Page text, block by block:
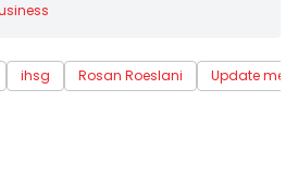
ihsg Rosan Roeslani
Update me